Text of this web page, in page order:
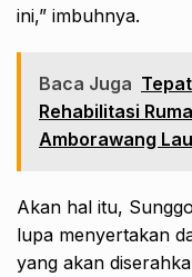
ini,” imbuhnya.
Baca Juga
Rehabilitasi
Amborawang
Akan hal itu,
lupa menyertakan
yang akan